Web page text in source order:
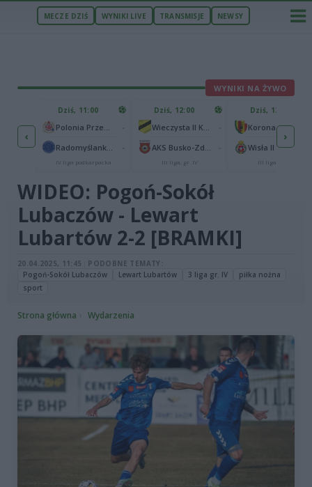
MECZE DZIŚ WYNIKI LIVE TRANSMISJE NEWSY
WYNIKI NA ŻYWO
‹
1
1
Dziś, 11:00
IV liga podkarpacka
Dziś, 12:00
III liga, gr. IV
Dziś, 12:00
Korona II Kielce
Wisła II Kraków
III liga, gr. IV
›
WIDEO: Pogoń-Sokół
Lubaczów - Lewart
Lubartów 2-2 [BRAMKI]
20.04.2025, 11:45
PODOBNE TEMATY:
Pogoń-Sokół Lubaczów
Lewart Lubartów 3 liga gr. IV
piłka nożna
sport
Strona główna Wydarzenia